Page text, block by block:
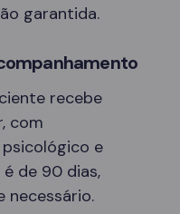
garantida.
recebe
com
e
de 90 dias,
necessário.